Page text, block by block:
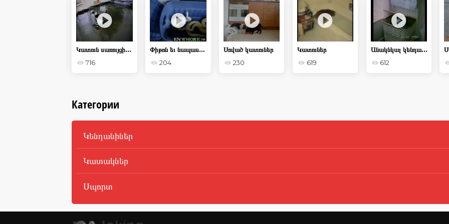
Կատուն սառույցի վրա
716
Փիթոն եւ նապաստակ
204
Սոված կատուներ
230
Կատուներ
619
Անակնկալ կենդանիների հետ
612
Категории
Կենդանիներ
Կատակներ
Սպորտ